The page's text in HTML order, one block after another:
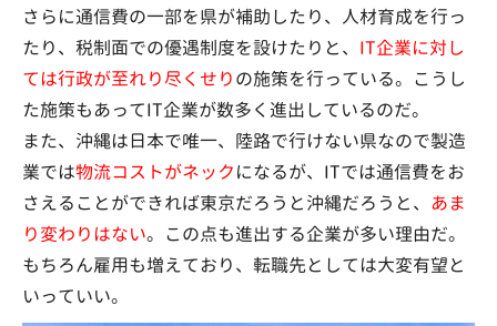
さらに通信費の一部を県が補助したり、人材育成を行っ
たり、税制面での優遇制度を設けたりと、 IT企業に対し
ては行政が至れり尽くせりの施策を行っている。こうし
た施策もあってIT企業が数多く進出しているのだ。
また、沖縄は日本で唯一、陸路で行けない県なので製造
業では物流コストがネックになるが、ITでは通信費をお
さえることができれば東京だろうと沖縄だろうと、 あま
り変わりはない。この点も進出する企業が多い理由だ。
もちろん雇用も増えており、転職先としては大変有望と
いっていい。